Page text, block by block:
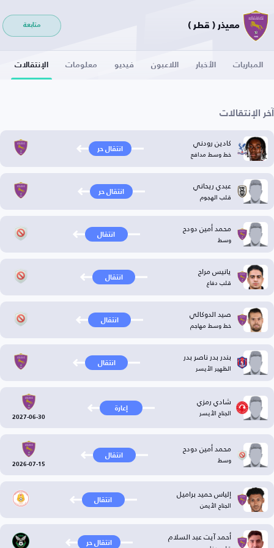
معيذر ( قطر ) متابعة
المباريات الأخبار اللاعبون فيديو معلومات الإنتقالات
آخر الإنتقالات
كادين رودني
خط وسط مدافع انتقال حر
عبدي ريحاني
قلب الهجوم انتقال حر
محمد أمين دودح
وسط انتقال
يانيس مراح
قلب دفاع انتقال
صيد الدوكالي
خط وسط مهاجم انتقال
بندر بدر ناصر بدر
الظهير الأيسر انتقال
شادي رمزي
الجناح الأيسر إعارة
2027-06-30
محمد أمين دودح
وسط انتقال
2026-07-15
إلياس حميد براميل
الجناح الأيمن انتقال
أحمد آيت عبد السلام انتقال حر